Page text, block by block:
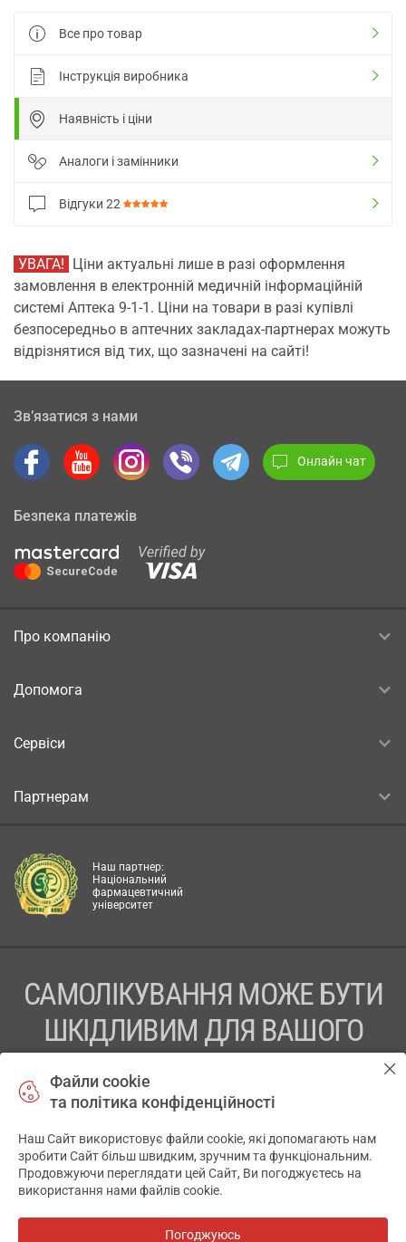
Все про товар
Інструкція виробника
Наявність і ціни
Аналоги і замінники
Відгуки 22
УВАГА! Ціни актуальні лише в разі оформлення
замовлення в електронній медичній інформаційній
системі Аптека 9-1-1. Ціни на товари в разі купівлі
безпосередньо в аптечних закладах-партнерах можуть
відрізнятися від тих, що зазначені на сайті!
Зв’язатися з нами
Онлайн чат
Безпека платежів
Про компанію
Допомога
Сервіси
Партнерам
Наш партнер:
Національний
фармацевтичний
університет
САМОЛІКУВАННЯ МОЖЕ БУТИ
ШКІДЛИВИМ ДЛЯ ВАШОГО
ПЕРЕД ЗАСТОСУВАННЯМ ПРЕПАРАТУ ПРОКОНСУЛЬТУЙТЕСЬ
ТОВ «АПТЕКА 911.ЮА» Код ЄДРПОУ 43631965.
Відмова від відповідальності
© 2014-2026. Медична інформаційна система АПТЕКА911.ЮА
Файли cookie
та політика конфіденційності
Наш Сайт використовує файли cookie, які допомагають нам
зробити Сайт більш швидким, зручним та функціональним.
Продовжуючи переглядати цей Сайт, Ви погоджуєтесь на
використання нами файлів cookie.
Погоджуюсь
✕